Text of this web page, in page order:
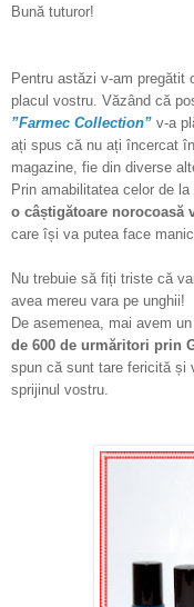
Bună tuturor!
Pentru astăzi v-am pregătit
placul vostru. Văzând că
”Farmec Collection” v-a
ați spus că nu ați încercat
magazine, fie din diverse
Prin amabilitatea celor de la
o câștigătoare norocoasă
care își va putea face
Nu trebuie să fiți triste că
avea mereu vara pe unghii!
De asemenea, mai avem
de 600 de urmăritori prin
spun că sunt tare fericită și
sprijinul vostru.